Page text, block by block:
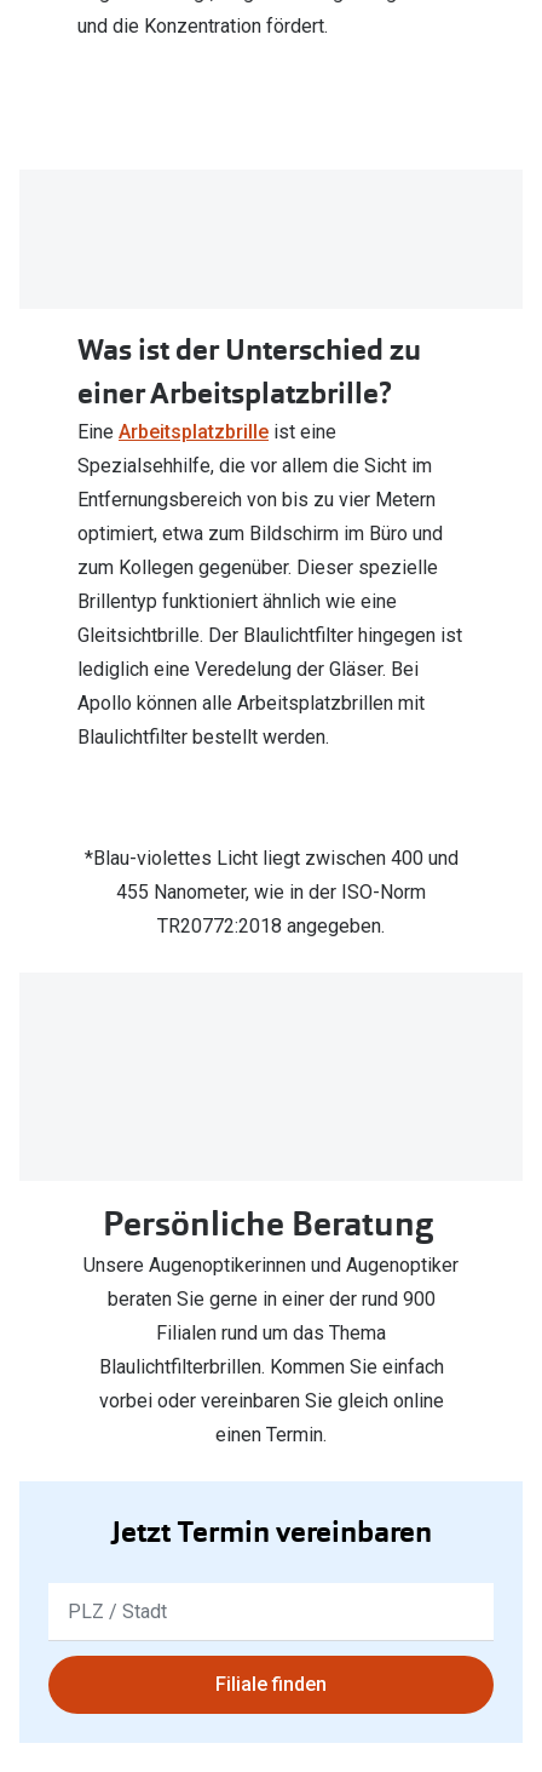
und die Konzentration fördert.
Was ist der Unterschied zu
einer Arbeitsplatzbrille?
Eine Arbeitsplatzbrille ist eine
Spezialsehhilfe, die vor allem die Sicht im
Entfernungsbereich von bis zu vier Metern
optimiert, etwa zum Bildschirm im Büro und
zum Kollegen gegenüber. Dieser spezielle
Brillentyp funktioniert ähnlich wie eine
Gleitsichtbrille. Der Blaulichtfilter hingegen ist
lediglich eine Veredelung der Gläser. Bei
Apollo können alle Arbeitsplatzbrillen mit
Blaulichtfilter bestellt werden.
*Blau-violettes Licht liegt zwischen 400 und
455 Nanometer, wie in der ISO-Norm
TR20772:2018 angegeben.
Persönliche Beratung
Unsere Augenoptikerinnen und Augenoptiker
beraten Sie gerne in einer der rund 900
Filialen rund um das Thema
Blaulichtfilterbrillen. Kommen Sie einfach
vorbei oder vereinbaren Sie gleich online
einen Termin.
Jetzt Termin vereinbaren
Ergebnisse
gefunden.
Bitte
nutzen
Sie
Filiale finden